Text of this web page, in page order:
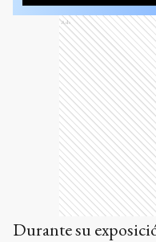
Ads
Durante su